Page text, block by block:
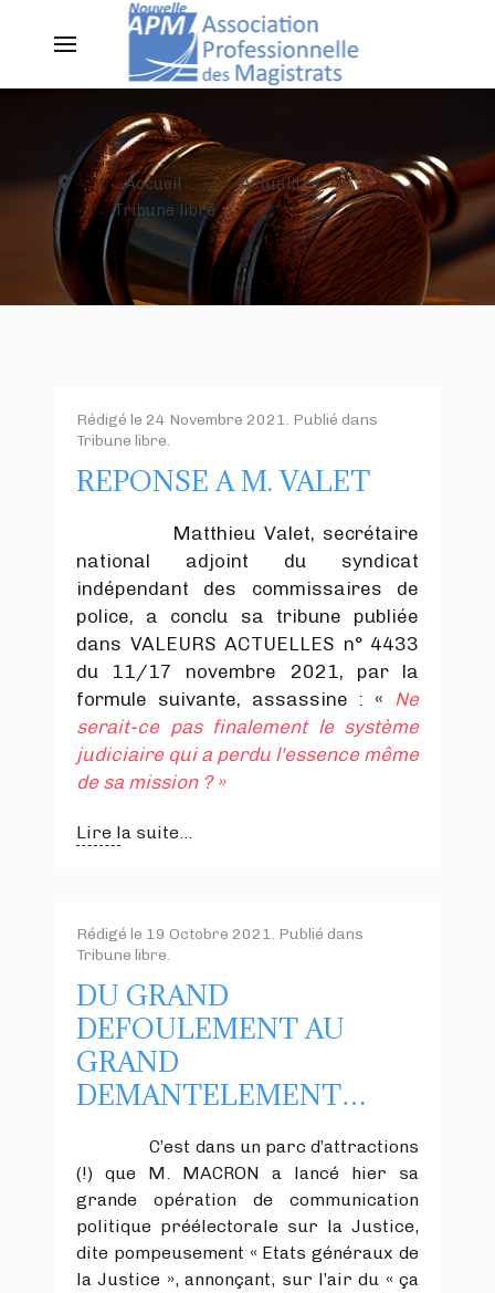
Accueil
Actualités
Tribune libre
Rédigé le 24 Novembre 2021. Publié dans
Tribune libre.
REPONSE A M. VALET
Matthieu Valet, secrétaire
national adjoint du syndicat
indépendant des commissaires de
police, a conclu sa tribune publiée
dans VALEURS ACTUELLES n° 4433
du 11/17 novembre 2021, par la
formule suivante, assassine : « Ne
serait-ce pas finalement le système
judiciaire qui a perdu l'essence même
de sa mission ? »
Lire la suite...
Rédigé le 19 Octobre 2021. Publié dans
Tribune libre.
DU GRAND
DEFOULEMENT AU
GRAND
DEMANTELEMENT…
C’est dans un parc d’attractions
(!) que M. MACRON a lancé hier sa
grande opération de communication
politique préélectorale sur la Justice,
dite pompeusement « Etats généraux de
la Justice », annonçant, sur l’air du « ça